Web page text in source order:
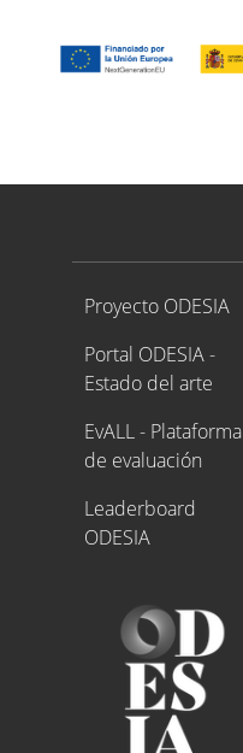
Proyecto ODESIA
Proyecto ODESIA
Portal ODESIA -
Estado del arte
EvALL - Plataforma
de evaluación
Leaderboard
ODESIA